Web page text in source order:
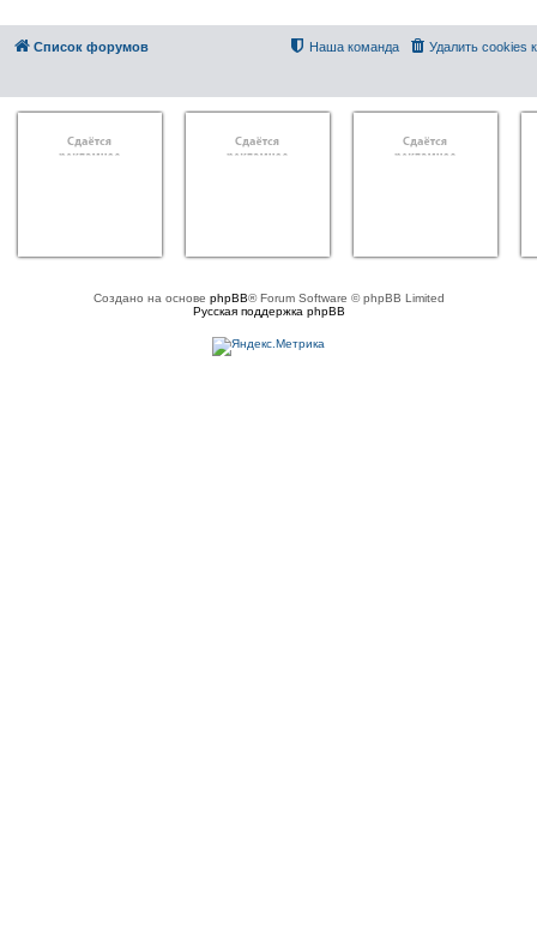
Список форумов Удалить cookies
Наша команда
Создано на основе phpBB® Forum Software © phpBB Limited
Русская поддержка phpBB